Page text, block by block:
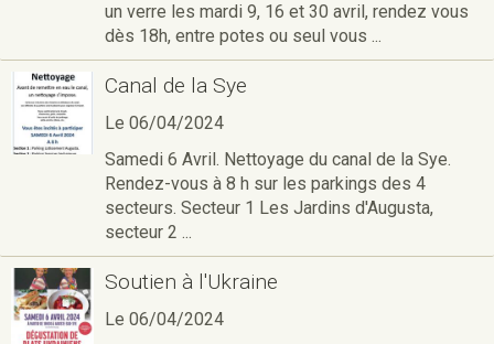
un verre les mardi 9, 16 et 30 avril, rendez vous
dès 18h, entre potes ou seul vous ...
Canal de la Sye
Le 06/04/2024
Samedi 6 Avril. Nettoyage du canal de la Sye.
Rendez-vous à 8 h sur les parkings des 4
secteurs. Secteur 1 Les Jardins d'Augusta,
secteur 2 ...
Soutien à l'Ukraine
Le 06/04/2024